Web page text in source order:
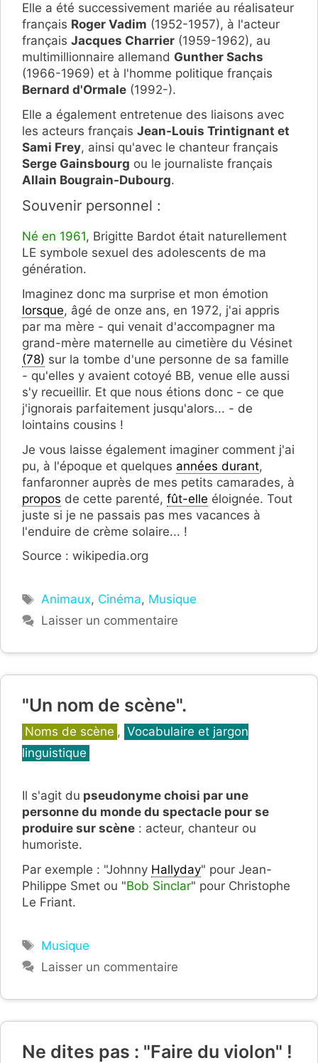
Elle a été successivement mariée au réalisateur
français Roger Vadim (1952-1957), à l'acteur
français Jacques Charrier (1959-1962), au
multimillionnaire allemand Gunther Sachs
(1966-1969) et à l'homme politique français
Bernard d'Ormale (1992-).
Elle a également entretenue des liaisons avec
les acteurs français Jean-Louis Trintignant et
Sami Frey, ainsi qu'avec le chanteur français
Serge Gainsbourg ou le journaliste français
Allain Bougrain-Dubourg.
Souvenir personnel :
Né en 1961, Brigitte Bardot était naturellement
LE symbole sexuel des adolescents de ma
génération.
Imaginez donc ma surprise et mon émotion
lorsque, âgé de onze ans, en 1972, j'ai appris
par ma mère - qui venait d'accompagner ma
grand-mère maternelle au cimetière du Vésinet
(78) sur la tombe d'une personne de sa famille
- qu'elles y avaient cotoyé BB, venue elle aussi
s'y recueillir. Et que nous étions donc - ce que
j'ignorais parfaitement jusqu'alors... - de
lointains cousins !
Je vous laisse également imaginer comment j'ai
pu, à l'époque et quelques années durant,
fanfaronner auprès de mes petits camarades, à
propos de cette parenté, fût-elle éloignée. Tout
juste si je ne passais pas mes vacances à
l'enduire de crème solaire... !
Source : wikipedia.org
Étiquettes
Animaux, Cinéma, Musique
Laisser un commentaire
"Un nom de scène".
Catégories
Noms de scène , Vocabulaire et jargon
linguistique
Il s'agit du pseudonyme choisi par une
personne du monde du spectacle pour se
produire sur scène : acteur, chanteur ou
humoriste.
Par exemple : "Johnny Hallyday" pour Jean-
Philippe Smet ou "Bob Sinclar" pour Christophe
Le Friant.
Étiquettes
Musique
Laisser un commentaire
Ne dites pas : "Faire du violon" !